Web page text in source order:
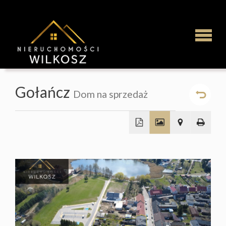
Strona
Domy
Działki
Gołańcz Dom na sprzedaż
−